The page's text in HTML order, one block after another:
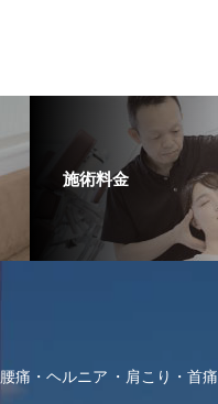
施術料金
腰痛・ヘルニア 肩こり・首痛